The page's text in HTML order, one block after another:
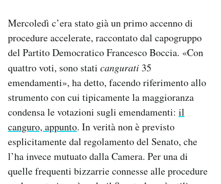
Mercoledì c’era stato già un primo accenno di
procedure accelerate, raccontato dal capogruppo
del Partito Democratico Francesco Boccia. «Con
quattro voti, sono stati cangurati 35
emendamenti», ha detto, facendo riferimento allo
strumento con cui tipicamente la maggioranza
condensa le votazioni sugli emendamenti: il
canguro, appunto. In verità non è previsto
esplicitamente dal regolamento del Senato, che
l’ha invece mutuato dalla Camera. Per una di
quelle frequenti bizzarrie connesse alle procedure